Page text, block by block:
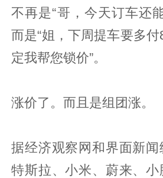
不再是“哥，今天订车还
而是“姐，下周提车要多
定我帮您锁价”。
涨价了。而且是组团涨。
据经济观察网和界面新闻
特斯拉、小米、蔚来、